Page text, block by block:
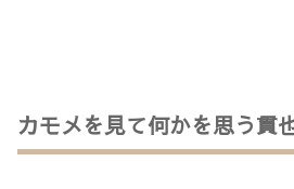
カモメを見て何かを思う貫